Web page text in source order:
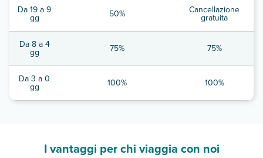
Da 19 a 9
gg 50% Cancellazione
gratuita
Da 8 a 4
gg 75% 75%
Da 3 a 0
gg 100% 100%
I vantaggi per chi viaggia con noi